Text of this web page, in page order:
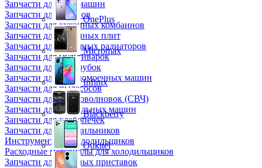
Запчасти для кофемашин
Запчасти для кулеров
Запчасти для кухонных комбаинов
Запчасти для кухонных плит
Запчасти для масляных радиаторов
Запчасти для мультиварок
Запчасти для мясорубок
Запчасти для посудомоечных машин
Запчасти для пылесосов
Запчасти для микроволновок (СВЧ)
Запчасти для стиральных машин
Запчасти для хлебопечек
Запчасти для холодильников
Инструмент для холодильщиков
Расходные материалы для холодильщиков
Запчасти для игровых приставок
OnePlus
Micromax
Infinix
Blackberry
Oukitel